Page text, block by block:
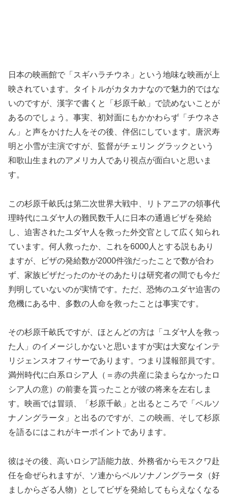
日本の映画館で「スギハラチウネ」という地味な映画が上
映されています。タイトルがカタカナなので魅力的ではな
いのですが、漢字で書くと「杉原千畝」で読めないことが
あるのでしょう。事実、初対面にもかかわらず「チウネさ
ん」と声をかけた人をその後、伴侶にしています。唐沢寿
明と小雪が主演ですが、監督がチェリン グラックという
和歌山生まれのアメリカ人であり視点が面白いと思いま
す。
この杉原千畝氏は第二次世界大戦中、リトアニアの領事代
理時代にユダヤ人の難民数千人に日本の通過ビザを発給
し、迫害されたユダヤ人を救った外交官として広く知られ
ています。何人救ったか、これを6000人とする説もあり
ますが、ビザの発給数が2000件強だったことで数が合わ
ず、家族ビザだったのかそのあたりは研究者の間でも今だ
判明していないのが実情です。ただ、恐怖のユダヤ迫害の
危機にある中、多数の人命を救ったことは事実です。
その杉原千畝氏ですが、ほとんどの方は「ユダヤ人を救っ
た人」のイメージしかないと思いますが実は大変なインテ
リジェンスオフィサーであります。つまり諜報部員です。
満州時代に白系ロシア人（＝赤の共産に染まらなかったロ
シア人の意）の前妻を貰ったことが彼の将来を左右しま
す。映画では冒頭、「杉原千畝」と出るところで「ペルソ
ナノングラータ」と出るのですが、この映画、そして杉原
を語るにはこれがキーポイントであります。
彼はその後、高いロシア語能力故、外務省からモスクワ赴
任を命ぜられますが、ソ連からペルソナノングラータ（好
ましからざる人物）としてビザを発給してもらえなくなる